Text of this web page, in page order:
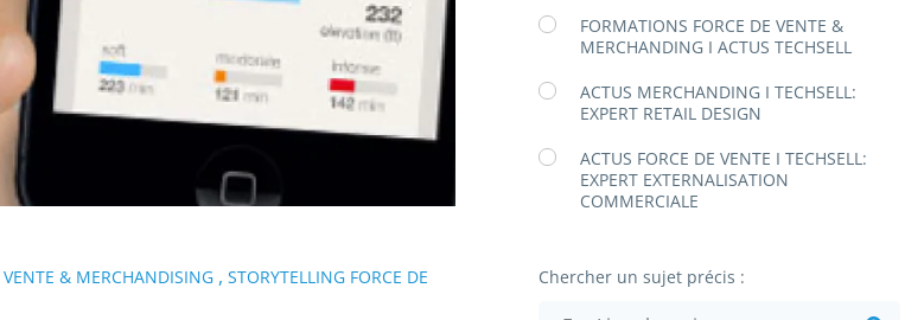
& MERCHANDISING , STORYTELLING FORCE DE
FORMATIONS FORCE DE VENTE &
MERCHANDING I ACTUS TECHSELL
ACTUS MERCHANDING I TECHSELL:
EXPERT RETAIL DESIGN
ACTUS FORCE DE VENTE I TECHSELL:
EXPERT EXTERNALISATION
COMMERCIALE
Chercher un sujet précis :